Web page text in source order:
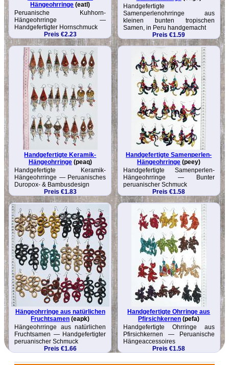
Hängeohrringe (eatl)
Peruanische Kuhhorn-
Hängeohrringe —
Handgefertigter Hornschmuck
Preis €2.23
Handgefertigte
Samenperlenohrringe aus
kleinen bunten tropischen
Samen, in Peru handgemacht
Preis €1.59
Handgefertigte Keramik-
Hängeohrringe(peaq)
Handgefertigte Keramik-
Hängeohrringe — Peruanisches
Duropox- & Bambusdesign
Preis €1.83
Handgefertigte Samenperlen-
Hängeohrringe (peey)
Handgefertigte Samenperlen-
Hängeohrringe — Bunter
peruanischer Schmuck
Preis €1.58
Hängeohrringe aus natürlichen
Fruchtsamen (eapk)
Hängeohrringe aus natürlichen
Fruchtsamen — Handgefertigter
peruanischer Schmuck
Preis €1.66
Handgefertigte Ohrringe aus
Pfirsichkernen (pefa)
Handgefertigte Ohrringe aus
Pfirsichkernen — Peruanische
Hängeaccessoires
Preis €1.58